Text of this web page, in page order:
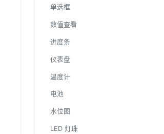
单选框
数值查看
进度条
仪表盘
温度计
电池
水位图
LED 灯珠